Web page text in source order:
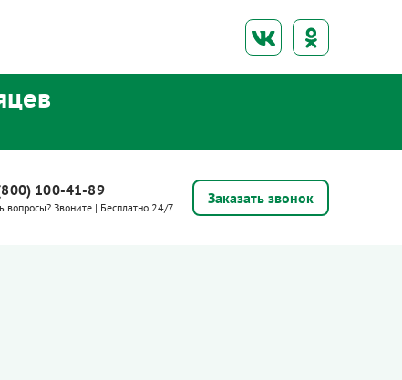
100-41-89
вопросы? Звоните | Бесплатно 24/7
Заказать звонок